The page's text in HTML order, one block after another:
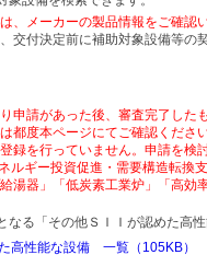
、メーカーの製品情報をご確認
交付決定前に補助対象設備等の
申請があった後、審査完了した
都度本ページにてご確認くださ
録を行っていません。申請を検
ルギー投資促進・需要構造転換
湯器」「低炭素工業炉」「高
る「その他ＳＩＩが認めた高
高性能な設備 一覧（105KB）